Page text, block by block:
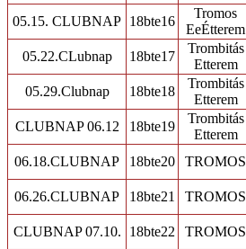
05.15. CLUBNAP 18bte16
Tromos
EeÉtterem
05.22.CLubnap 18bte17
Trombitás
Etterem
05.29.Clubnap 18bte18
Trombitás
Etterem
CLUBNAP 06.12 18bte19
Trombitás
Etterem
06.18.CLUBNAP 18bte20 TROMOS
06.26.CLUBNAP 18bte21 TROMOS
CLUBNAP 07.10. 18bte22 TROMOS